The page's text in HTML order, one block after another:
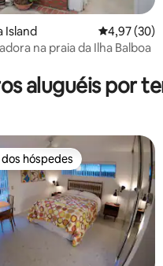
de 5, 41 avaliações
Island 4,97 de
4,97 (30)
na praia da Ilha Balboa
aluguéis por
preferidos dos hóspedes
hóspedes